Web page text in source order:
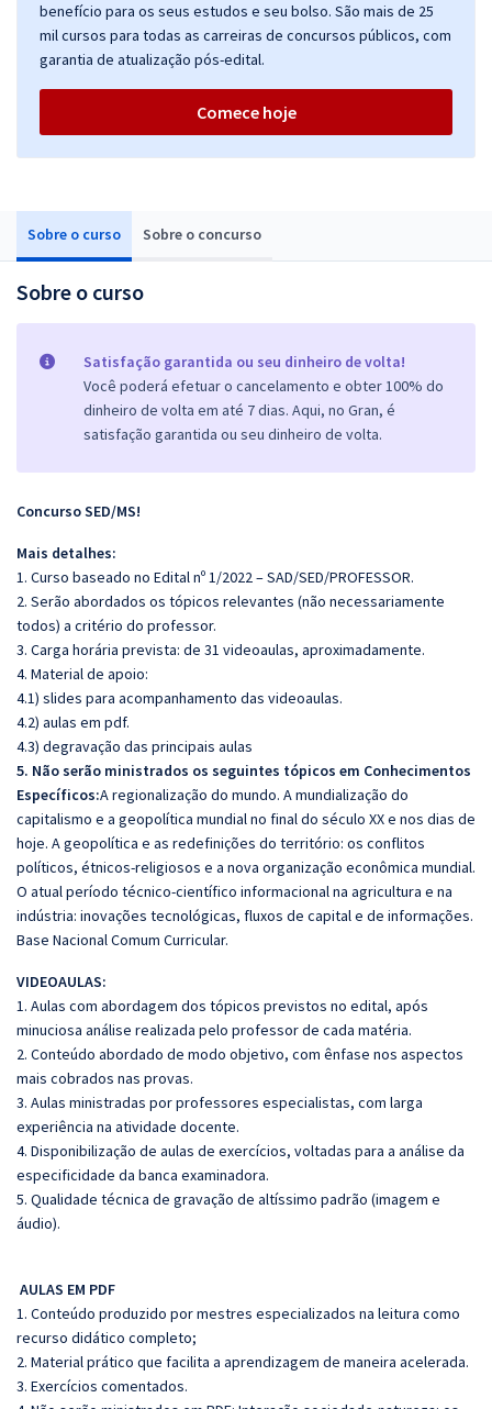
Sobre o curso Sobre o concurso
Sobre o curso
Satisfação garantida ou seu dinheiro de volta!
Você poderá efetuar o cancelamento e obter 100% do
dinheiro de volta em até 7 dias. Aqui, no Gran, é
satisfação garantida ou seu dinheiro de volta.
Concurso SED/MS!
Mais detalhes:
1. Curso baseado no Edital nº 1/2022 – SAD/SED/PROFESSOR.
2. Serão abordados os tópicos relevantes (não necessariamente
todos) a critério do professor.
3. Carga horária prevista: de 31 videoaulas, aproximadamente.
4. Material de apoio:
4.1) slides para acompanhamento das videoaulas.
4.2) aulas em pdf.
4.3) degravação das principais aulas
5. Não serão ministrados os seguintes tópicos em Conhecimentos
Específicos:A regionalização do mundo. A mundialização do
capitalismo e a geopolítica mundial no final do século XX e nos dias de
hoje. A geopolítica e as redefinições do território: os conflitos
políticos, étnicos-religiosos e a nova organização econômica mundial.
O atual período técnico-científico informacional na agricultura e na
indústria: inovações tecnológicas, fluxos de capital e de informações.
Base Nacional Comum Curricular.
VIDEOAULAS:
1. Aulas com abordagem dos tópicos previstos no edital, após
minuciosa análise realizada pelo professor de cada matéria.
2. Conteúdo abordado de modo objetivo, com ênfase nos aspectos
mais cobrados nas provas.
3. Aulas ministradas por professores especialistas, com larga
experiência na atividade docente.
4. Disponibilização de aulas de exercícios, voltadas para a análise da
especificidade da banca examinadora.
5. Qualidade técnica de gravação de altíssimo padrão (imagem e
áudio).
AULAS EM PDF
1. Conteúdo produzido por mestres especializados na leitura como
recurso didático completo;
2. Material prático que facilita a aprendizagem de maneira acelerada.
3. Exercícios comentados.
benefício para os seus estudos e seu bolso. São mais de 25
mil cursos para todas as carreiras de concursos públicos, com
garantia de atualização pós-edital.
Comece hoje